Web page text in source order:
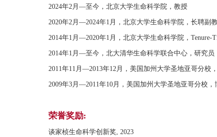
2024年2月—至今，北京大学生命科学院，教授
2020年2月—2024年1月，北京大学生命科学院，长聘副
2014年1月—2020年1月，北京大学生命科学院，Tenure-
2014年1月—至今，北大清华生命科学联合中心，研究员
2011年11月—2013年12月，美国加州大学圣地亚哥分校
2009年3月—2011年10月，美国加州大学圣地亚哥分校，
荣誉奖励:
谈家桢生命科学创新奖, 2023